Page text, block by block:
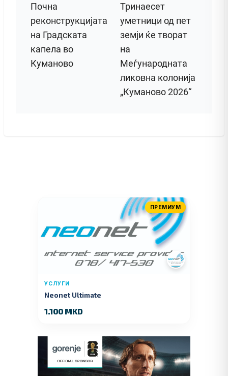
Почна
реконструкцијата
на Градската
капела во
Куманово
Тринаесет
уметници од пет
земји ќе творат
на
Меѓународната
ликовна колонија
„Куманово 2026“
ПРЕМИУМ
УСЛУГИ
Neonet Ultimate
1.100 MKD